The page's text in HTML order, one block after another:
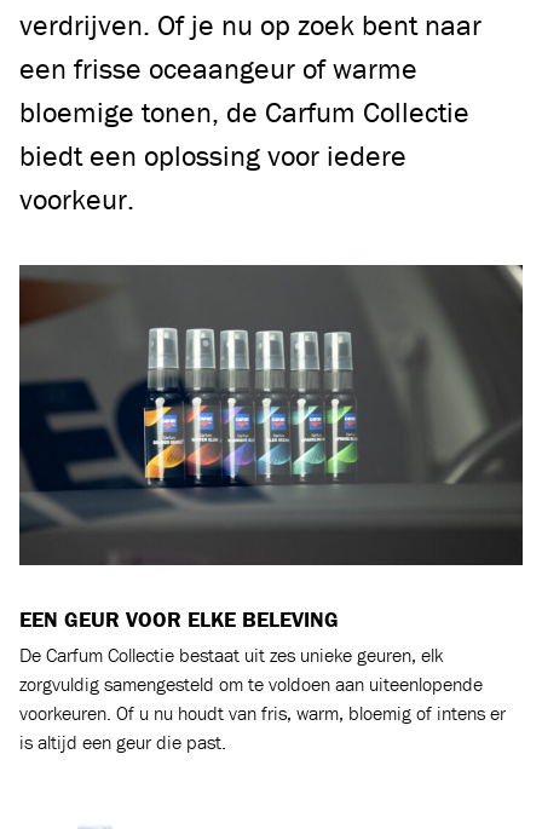
verdrijven. Of je nu op zoek bent naar
een frisse oceaangeur of warme
bloemige tonen, de Carfum Collectie
biedt een oplossing voor iedere
voorkeur.
EEN GEUR VOOR ELKE BELEVING
De Carfum Collectie bestaat uit zes unieke geuren, elk
zorgvuldig samengesteld om te voldoen aan uiteenlopende
voorkeuren. Of u nu houdt van fris, warm, bloemig of intens er
is altijd een geur die past.